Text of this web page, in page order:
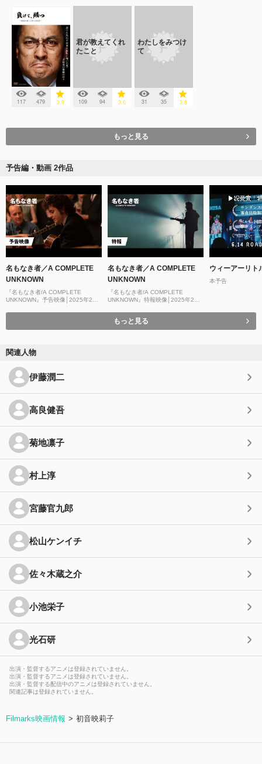
117 479 3.9
君が教えてくれ
たこと
109 94 3.6
わたしをみつけ
て
31 35 3.8
もっと見る
予告編・動画 2作品
名もなき者／A COMPLETE
UNKNOWN
『名もなき者/A COMPLETE
UNKNOWN』予告映像│2025年2月
名もなき者／A COMPLETE
UNKNOWN
『名もなき者/A COMPLETE
UNKNOWN』特報映像│2025年2月
ウィーアーリト
本予告
もっと見る
関連人物
伊藤潤二
高良健吾
菊地凛子
村上淳
宮藤官九郎
松山ケンイチ
佐々木蔵之介
小池栄子
光石研
出演・監督するアニメは登録されていません。
出演・監督するアニメは登録されていません。
出演・監督する配信中のアニメは登録されていません。
関連記事は登録されていません。
Filmarks映画情報 初音映莉子